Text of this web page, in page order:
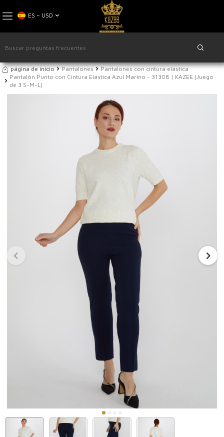
ES − USD
página de inicio Pantalones
Pantalones con cintura elástica
Pantalón Punto con Cintura Elástica Azul Marino - 31308 | KAZEE (Juego
de 3 S-M-L)